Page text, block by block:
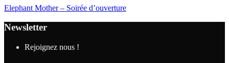
Elephant Mother – Soirée d’ouverture
Newsletter
Rejoignez nous !